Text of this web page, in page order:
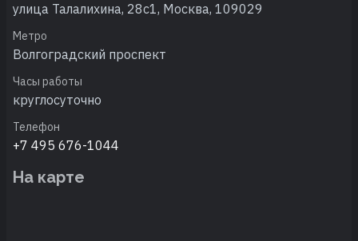
улица Талалихина, 28с1, Москва, 109029
Метро
Волгоградский проспект
Часы работы
круглосуточно
Телефон
+7 495 676-1044
На карте